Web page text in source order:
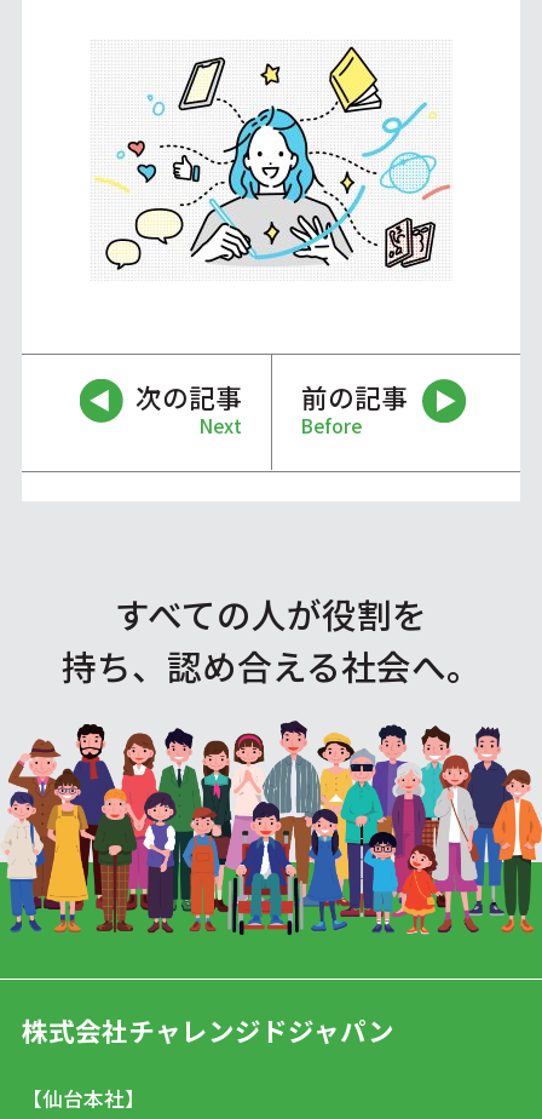
次の記事
Next
前の記事
Before
すべての人が役割を
持ち、認め合える社会へ。
株式会社チャレンジドジャパン
【仙台本社】